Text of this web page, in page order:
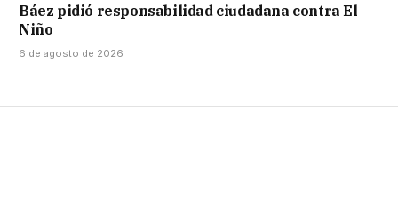
Báez pidió responsabilidad ciudadana contra El
Niño
6 de agosto de 2026